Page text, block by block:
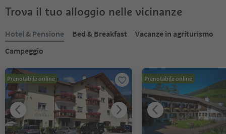
Trova il tuo alloggio nelle vicinanze
Hotel & Pensione Bed & Breakfast
Vacanze in agriturismo
Campeggio
Prenotabile online Prenotabile online